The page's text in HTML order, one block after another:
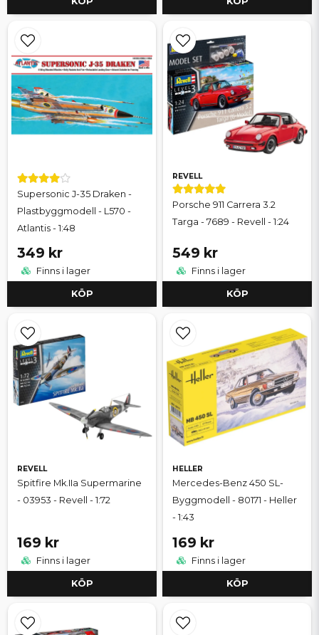
Supersonic J-35 Draken -
Plastbyggmodell - L570 -
Atlantis - 1:48
349 kr
Finns i lager
KÖP
REVELL
Porsche 911 Carrera 3.2
Targa - 7689 - Revell - 1:24
549 kr
Finns i lager
KÖP
REVELL
Spitfire Mk.IIa Supermarine
- 03953 - Revell - 1:72
169 kr
Finns i lager
KÖP
HELLER
Mercedes-Benz 450 SL-
Byggmodell - 80171 - Heller
- 1:43
169 kr
Finns i lager
KÖP